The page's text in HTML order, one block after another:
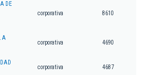
DE
corporativa 8610
A
corporativa 4690
corporativa 4687